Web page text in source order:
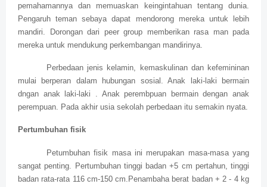
pemahamannya dan memuaskan keingintahuan tentang dunia.
Pengaruh teman sebaya dapat mendorong mereka untuk lebih
mandiri. Dorongan dari peer group memberikan rasa man pada
mereka untuk mendukung perkembangan mandirinya.
Perbedaan jenis kelamin, kemaskulinan dan kefemininan
mulai berperan dalam hubungan sosial. Anak laki-laki bermain
dngan anak laki-laki . Anak perembpuan bermain dengan anak
perempuan. Pada akhir usia sekolah perbedaan itu semakin nyata.
Pertumbuhan fisik
Petumbuhan fisik masa ini merupakan masa-masa yang
sangat penting. Pertumbuhan tinggi badan +5 cm pertahun, tinggi
badan rata-rata 116 cm-150 cm.Penambaha berat badan + 2 - 4 kg